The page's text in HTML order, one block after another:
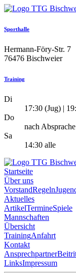
Sporthalle
Hermann-Föry-Str. 7
76476 Bischweier
Training
Di
17:30 (Jug) |
Do
nach Absprache
Sa
14:30 alle
Startseite
Über uns
VorstandRegeln
Aktuelles
ArtikelTermineSpiele
Mannschaften
Übersicht
TrainingAnfahrt
Kontakt
Ansprechpartner
LinksImpressum